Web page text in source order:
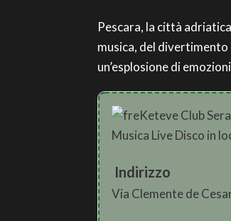
Pescara, la città
musica, del divertimento
un’esplosione di
Indirizzo
Via Clemente de